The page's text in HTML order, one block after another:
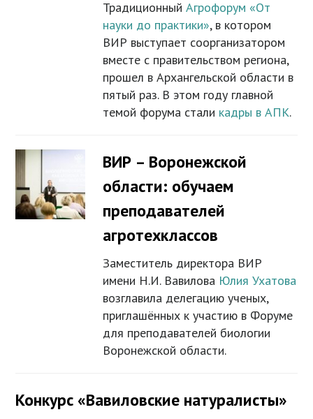
ТрадиционныйАгрофорум «От
науки до практики», в котором
ВИР выступает соорганизатором
вместе с правительством региона,
прошел в Архангельской области в
пятый раз. В этом году главной
темой форума стали кадры в АПК.
ВИР – Воронежской
области: обучаем
преподавателей
агротехклассов
Заместитель директора ВИР
имени Н.И. Вавилова Юлия Ухатова
возглавила делегацию ученых,
приглашённых к участию в Форуме
для преподавателей биологии
Воронежской области.
Конкурс «Вавиловские натуралисты»